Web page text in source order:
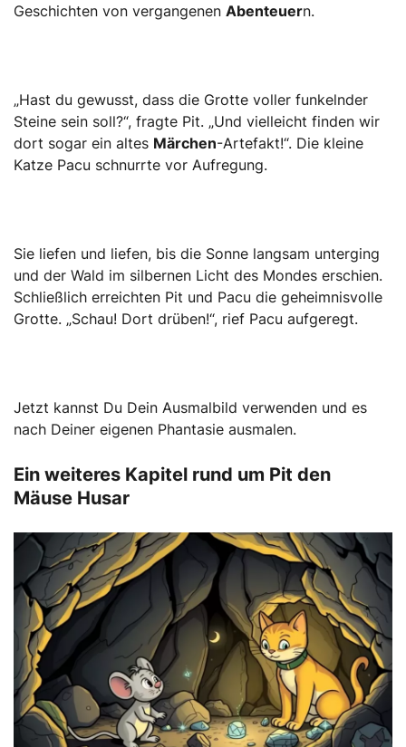
Geschichten von vergangenen Abenteuern.
„Hast du gewusst, dass die Grotte voller funkelnder
Steine sein soll?“, fragte Pit. „Und vielleicht finden wir
dort sogar ein altes Märchen-Artefakt!“. Die kleine
Katze Pacu schnurrte vor Aufregung.
Sie liefen und liefen, bis die Sonne langsam unterging
und der Wald im silbernen Licht des Mondes erschien.
Schließlich erreichten Pit und Pacu die geheimnisvolle
Grotte. „Schau! Dort drüben!“, rief Pacu aufgeregt.
Jetzt kannst Du Dein Ausmalbild verwenden und es
nach Deiner eigenen Phantasie ausmalen.
Ein weiteres Kapitel rund um Pit den
Mäuse Husar